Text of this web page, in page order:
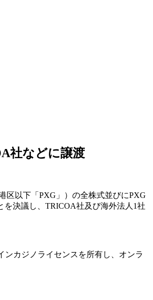
社などに譲渡
区以下「PXG」）の全株式並びにPXG
決議し、TRICOA社及び海外法人1社
カジノライセンスを所有し、オンラ